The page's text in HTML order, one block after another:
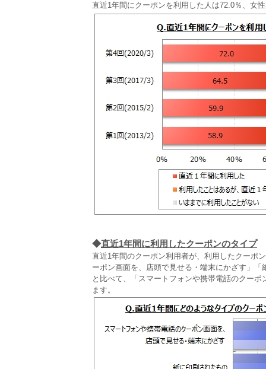
直近1年間にクーポンを利用した人は72.0％、女
◆直近1年間に利用したクーポンのタイプ
直近1年間のクーポン利用者が、利用したクーポ
ーポン画面を、店頭で見せる・端末にかざす」
と比べて、「スマートフォンや携帯電話のクー
ます。